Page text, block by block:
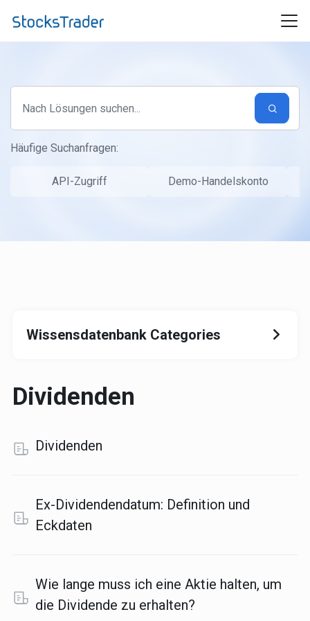
Häufige Suchanfragen:
API-Zugriff Demo-Handelskonto
Wissensdatenbank Categories
Dividenden
Dividenden
Ex-Dividendendatum: Definition und
Eckdaten
Wie lange muss ich eine Aktie halten, um
die Dividende zu erhalten?